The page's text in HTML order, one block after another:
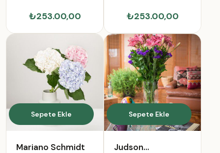
₺253.00,00 ₺253.00,00
Sepete Ekle
Mariano Schmidt
Sepete Ekle
Judson